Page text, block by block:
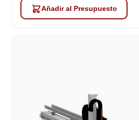
Añadir al Presupuesto